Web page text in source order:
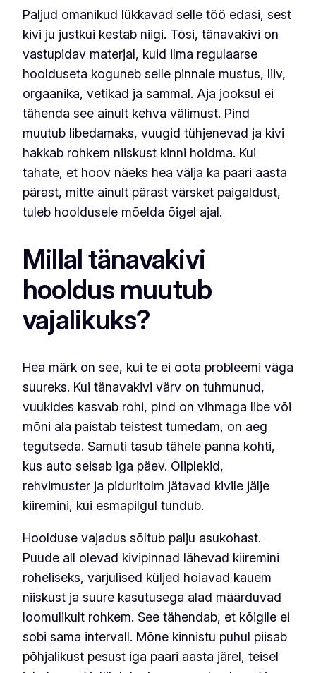
Paljud omanikud lükkavad selle töö edasi, sest
kivi ju justkui kestab niigi. Tõsi, tänavakivi on
vastupidav materjal, kuid ilma regulaarse
hoolduseta koguneb selle pinnale mustus, liiv,
orgaanika, vetikad ja sammal. Aja jooksul ei
tähenda see ainult kehva välimust. Pind
muutub libedamaks, vuugid tühjenevad ja kivi
hakkab rohkem niiskust kinni hoidma. Kui
tahate, et hoov näeks hea välja ka paari aasta
pärast, mitte ainult pärast värsket paigaldust,
tuleb hooldusele mõelda õigel ajal.
Millal tänavakivi
hooldus muutub
vajalikuks?
Hea märk on see, kui te ei oota probleemi väga
suureks. Kui tänavakivi värv on tuhmunud,
vuukides kasvab rohi, pind on vihmaga libe või
mõni ala paistab teistest tumedam, on aeg
tegutseda. Samuti tasub tähele panna kohti,
kus auto seisab iga päev. Õliplekid,
rehvimuster ja piduritolm jätavad kivile jälje
kiiremini, kui esmapilgul tundub.
Hoolduse vajadus sõltub palju asukohast.
Puude all olevad kivipinnad lähevad kiiremini
roheliseks, varjulised küljed hoiavad kauem
niiskust ja suure kasutusega alad määrduvad
loomulikult rohkem. See tähendab, et kõigile ei
sobi sama intervall. Mõne kinnistu puhul piisab
põhjalikust pesust iga paari aasta järel, teisel